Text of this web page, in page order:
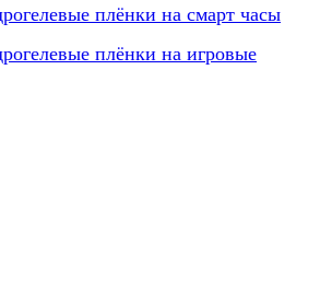
плёнки на смарт часы
плёнки на игровые